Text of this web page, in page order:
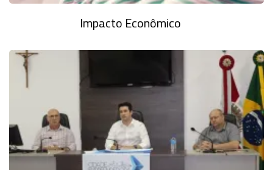
Impacto Econômico